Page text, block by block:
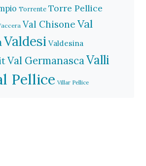
Torrente Torre Pellice
Val Chisone Val
Valdesi Valdesina
Val GermanascaValli
Pellice Villar Pellice